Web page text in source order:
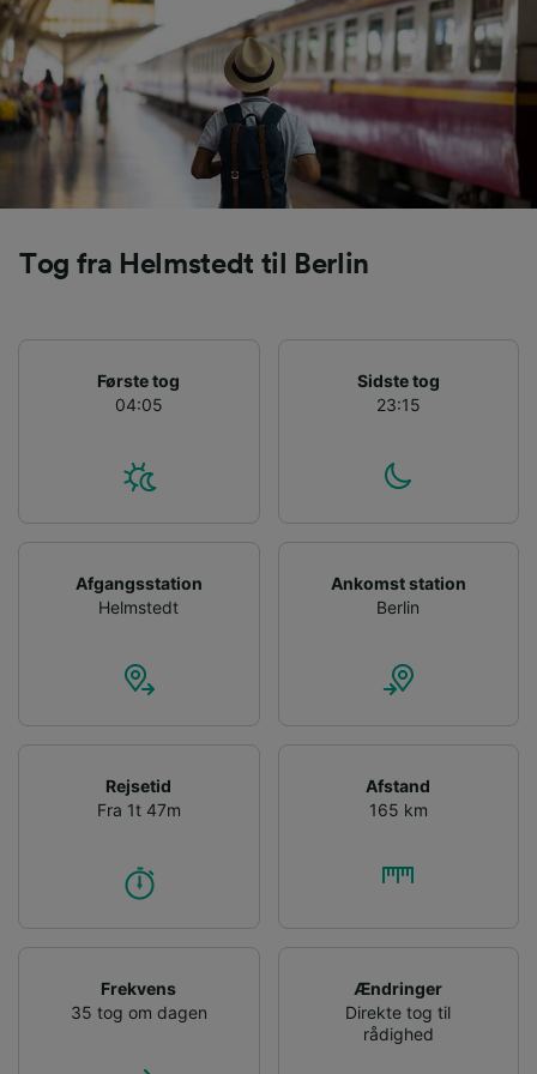
Tog fra Helmstedt til Berlin
Første tog
04:05
Sidste tog
23:15
Afgangsstation
Helmstedt
Ankomst station
Berlin
Rejsetid
Fra 1t 47m
Afstand
165 km
Frekvens
35 tog om dagen
Ændringer
Direkte tog til
rådighed
sporingsformål, hvis du har bedt os om ikke at
spore dig.
Vi og vores partnere behandler data for at
levere:
Bruge præcise geografiske
placeringsoplysninger. Aktivt scanne
enhedskarakteristika til identifikation.
annoncerings- og indholdsmåling,